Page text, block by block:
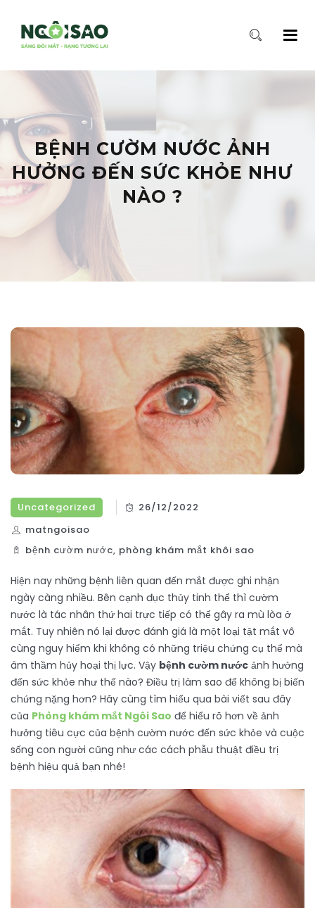
BỆNH CƯỜM NƯỚC ẢNH
HƯỞNG ĐẾN SỨC KHỎE NHƯ
NÀO ?
Uncategorized
26/12/2022
matngoisao
bệnh cườm nước, phòng khám mắt khôi sao
Hiện nay những bệnh liên quan đến mắt được ghi nhận
ngày càng nhiều. Bên cạnh đục thủy tinh thể thì cườm
nước là tác nhân thứ hai trực tiếp có thể gây ra mù lòa ở
mắt. Tuy nhiên nó lại được đánh giá là một loại tật mắt vô
cùng nguy hiểm khi không có những triệu chứng cụ thể mà
âm thầm hủy hoại thị lực. Vậy bệnh cườm nước ảnh hưởng
đến sức khỏe như thế nào? Điều trị làm sao để không bị biến
chứng nặng hơn? Hãy cùng tìm hiểu qua bài viết sau đây
của Phòng khám mắt Ngôi Sao để hiểu rõ hơn về ảnh
hưởng tiêu cực của bệnh cườm nước đến sức khỏe và cuộc
sống con người cũng như các cách phẫu thuật điều trị
bệnh hiệu quả bạn nhé!